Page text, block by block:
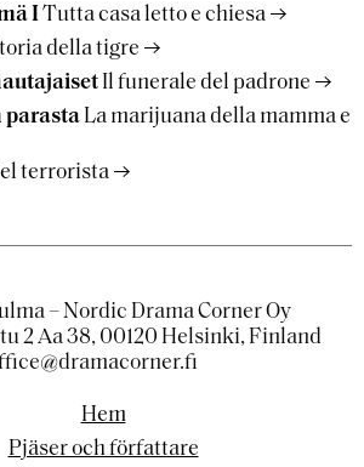
ITutta casa letto e chiesa
della tigre
Il funerale del padrone
parasta La marijuana della mamma e
terrorista
– Nordic Drama Corner Oy
2 Aa 38, 00120 Helsinki, Finland
Hem
Pjäser och författare